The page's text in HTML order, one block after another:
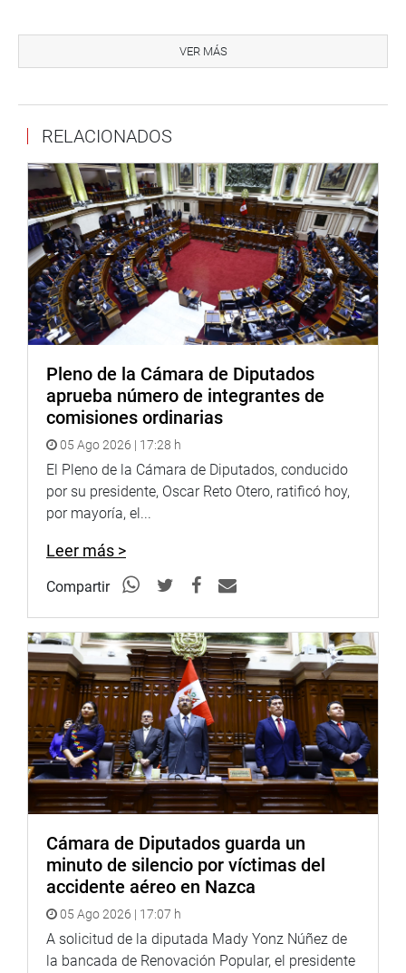
grupo de trabajo encargado de analizar el anteproyecto de
la futura ley del Trabajador del Arte. Para ello han sido
quienes conjuntamente con los representantes del
Nacional de Fiscalización Laboral examinarán la situación
del fondo de derechos sociales del artista.
PRENSA-CONGRESO
Puede encontrar más información en nuestra página web y
redes sociales.
http://www.congreso.gob.pe/
Facebook:
https://www.facebook.com/congresodelarepublicadelperu?
fref=ts
Twitter:https://twitter.com/congresoperu
https://twitter.com/congresoperu
>
http://www.youtube.com/congresoperu
Soundcloud: https://soundcloud.com/radiocongreso
https://soundcloud.com/radiocongreso >
Sistema de Archivo Fotográfico (SAF):
http://www4.congreso.gob.pe/fotografia.asp
VER MÁS
RELACIONADOS
Pleno de la Cámara de Diputados
aprueba número de integrantes de
comisiones ordinarias
05 Ago 2026 | 17:28 h
El Pleno de la Cámara de Diputados, conducido
por su presidente, Oscar Reto Otero, ratificó hoy,
por mayoría, el...
Leer más >
Compartir
Cámara de Diputados guarda un
minuto de silencio por víctimas del
accidente aéreo en Nazca
05 Ago 2026 | 17:07 h
A solicitud de la diputada Mady Yonz Núñez de
la bancada de Renovación Popular, el presidente